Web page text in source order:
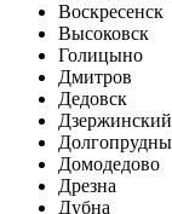
Воскресенск
Высоковск
Голицыно
Дмитров
Дедовск
Дзержинский
Домодедово
Дрезна
Дубна